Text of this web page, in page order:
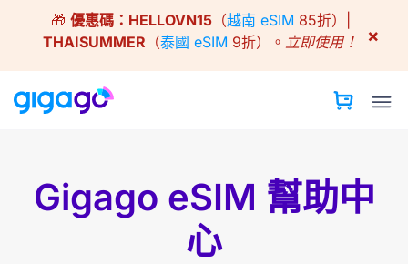
🎁 優惠碼： HELLOVN15（越南 eSIM 85折）|
THAISUMMER （泰國 eSIM 9折）。 立即使用！ ×
Gigago eSIM 幫助中
心